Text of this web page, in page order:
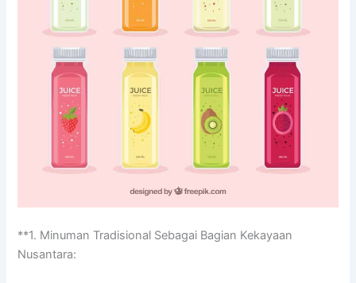
**1. Minuman Tradisional Sebagai Bagian Kekayaan
Nusantara: